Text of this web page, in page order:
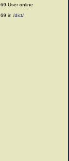
69 User online
69 in /dict/